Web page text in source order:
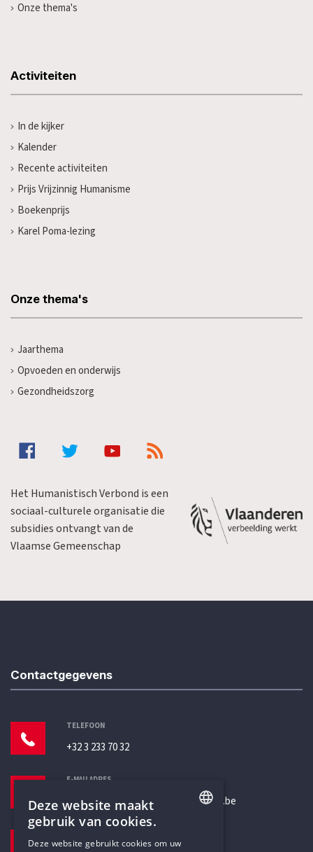
Onze thema's
Activiteiten
In de kijker
Kalender
Recente activiteiten
Prijs Vrijzinnig Humanisme
Boekenprijs
Karel Poma-lezing
Onze thema's
Jaarthema
Opvoeden en onderwijs
Gezondheidszorg
Het Humanistisch Verbond is een
sociaal-culturele organisatie die
subsidies ontvangt van de
Vlaamse Gemeenschap
Contactgegevens
TELEFOON
+32 3 233 70 32
E-MAILADRES
secretariaat@humanistischverbond.be
Deze website maakt
gebruik van cookies.
Deze website gebruikt cookies om uw